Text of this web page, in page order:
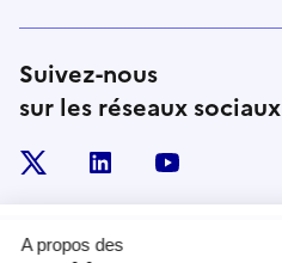
Suivez-nous
sur les réseaux sociaux
linkedin